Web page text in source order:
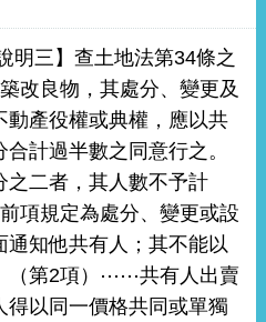
明三】查土地法第34條之
改良物，其處分、變更及
動產役權或典權，應以共
計過半數之同意行之。
之二者，其人數不予計
項規定為處分、變更或設
通知他共有人；其不能以
（第2項）⋯⋯共有人出賣
以同一價格共同或單獨